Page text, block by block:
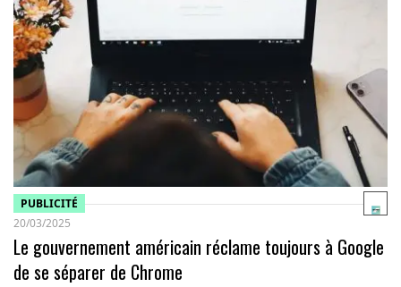
PUBLICITÉ
20/03/2025
Le gouvernement américain réclame toujours à Google
de se séparer de Chrome